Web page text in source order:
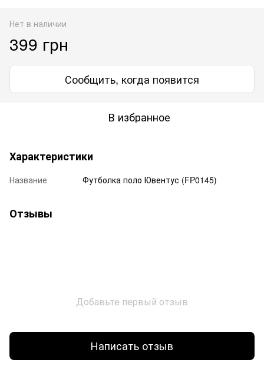
Нет в наличии
399 грн
Сообщить, когда появится
В избранное
Характеристики
Название Футболка поло Ювентус (FP0145)
Отзывы
Добавьте первый отзыв
Написать отзыв